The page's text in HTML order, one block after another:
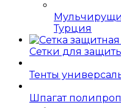
Турция
Сетки для
Тенты
Шпагат